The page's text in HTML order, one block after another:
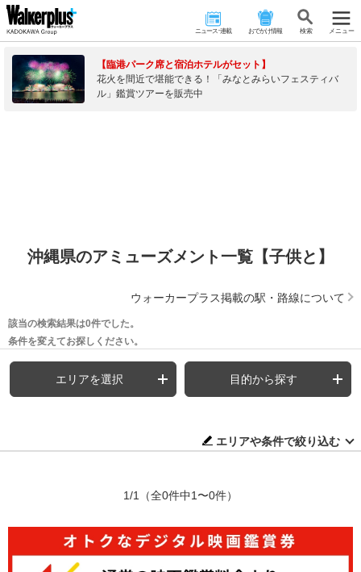
ニュース･連載 おでかけ情報 検 索 メニュー
【臨港パーク席と宿泊ホテルがセット】
花火を間近で堪能できる！「みなとみらいフェスティバ
ル」鑑賞ツアーを販売中
沖縄県のアミューズメント一覧【子供と】
ウォーカープラス掲載の駅・路線について
該当の検索結果は0件でした。
条件を変えてお探しください。
エリアを選択 目的から探す
エリアや条件で絞り込む
1/1 （全0件中1〜0件）